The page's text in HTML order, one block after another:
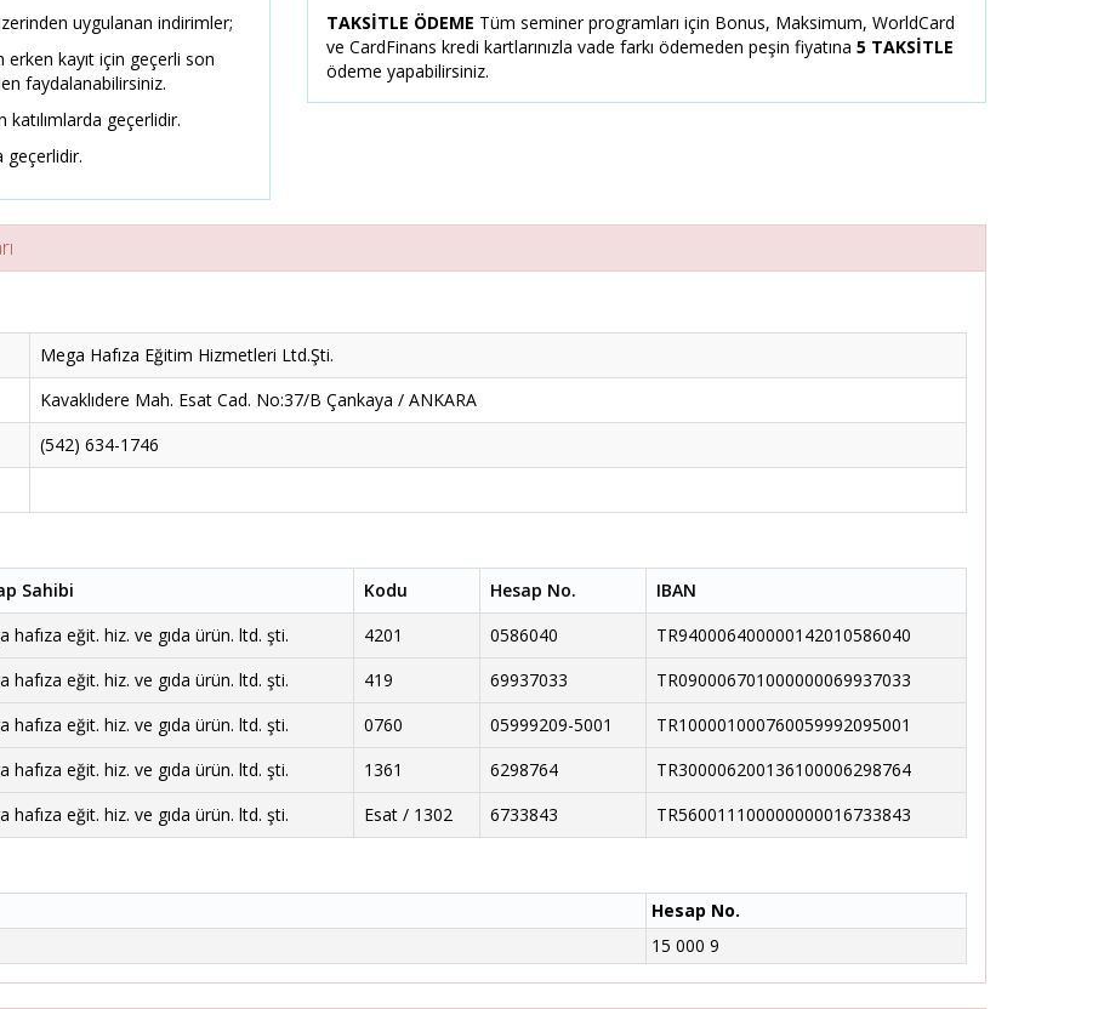
uygulanan indirimler;
erken kayıt için geçerli son
faydalanabilirsiniz.
katılımlarda geçerlidir.
geçerlidir.
TAKSİTLE ÖDEME Tüm seminer programları için Bonus, Maksimum, WorldCard
ve CardFinans kredi kartlarınızla vade farkı ödemeden peşin fiyatına 5 TAKSİTLE
ödeme yapabilirsiniz.
Mega Hafıza Eğitim Hizmetleri Ltd.Şti.
Kavaklıdere Mah. Esat Cad. No:37/B Çankaya / ANKARA
(542) 634-1746
Sahibi Kodu Hesap No.
IBAN
hafıza eğit. hiz. ve gıda ürün. ltd. şti. 4201 0586040
TR940006400000142010586040
hafıza eğit. hiz. ve gıda ürün. ltd. şti. 419 69937033
TR090006701000000069937033
hafıza eğit. hiz. ve gıda ürün. ltd. şti. 0760 05999209-5001
TR100001000760059992095001
hafıza eğit. hiz. ve gıda ürün. ltd. şti. 1361 6298764
TR300006200136100006298764
hafıza eğit. hiz. ve gıda ürün. ltd. şti. Esat / 1302 6733843 TR560011100000000016733843
Hesap No.
15 000 9